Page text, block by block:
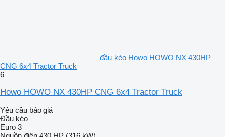
đầu kéo Howo HOWO NX 430HP
CNG 6x4 Tractor Truck
6
Howo HOWO NX 430HP CNG 6x4 Tractor Truck
Yêu cầu báo giá
Đầu kéo
Euro 3